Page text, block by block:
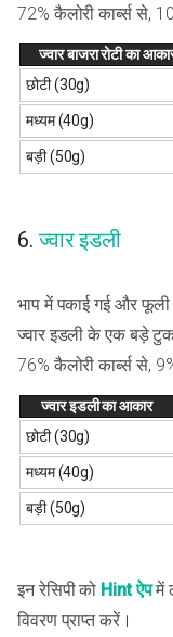
72% कैलोरी कार्ब्स से,
ज्वार बाजरा रोटी का
छोटी (30g)
मध्यम (40g)
बड़ी (50g)
6.ज्वार इडली
भाप में पकाई गई और फूली
ज्वार इडली के एक बड़े
76% कैलोरी कार्ब्स से,
ज्वार इडली का आकार
छोटी (30g)
मध्यम (40g)
बड़ी (50g)
इन रेसिपी को Hint ऐपमें
विवरण प्राप्त करें।